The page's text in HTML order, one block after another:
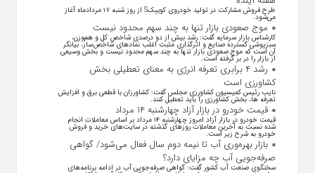
طرح فروش مشارکت در تولید خودروی کوییکS از روز شنبه ۱۷ مردادماه آغاز
می‌شود.
موج صعودی بازار تنها به چند سهم محدود نیست
کارشناس بازار سرمایه گفت: رشد بیش از دو درصدی شاخص کل و هم‌وزن،
سبزپوشی گسترده صنایع و اثرگذاری مثبت اغلب نماد‌های شاخص‌ساز، بیانگر
آن است که موج صعودی بازار تنها به چند سهم محدود نیست و بخش وسیعی
از بازار را در بر گرفته است.
رشد ۴ برابری تعرفه انرژی به معنای تعطیلی بخش
کشاورزی است
نایب رئیس کمیسیون کشاورزی مجلس گفت: کشاورزان با قطعی برق و افزایش
تعرفه ها، بخش کشاورزی را باید تعطیل کنند.
قیمت خودرو در بازار آزاد چهارشنبه ۱۴ مرداد
قیمت خودرو در بازار آزاد امروز چهارشنبه ۱۴ مرداد بر اساس معاملات انجام
شده نسبت به آخرین معاملات روز‌های گذشته در سایت‌های خرید و فروش
خودرو به شرح زیر است.
بازار بهره‌وری آب تا نیمه دوم سال فعال می‌شود/ گواهی
صرفه‌جویی آب چه مزایای دارد؟
سخنگوی صنعت آب کشور گفت: گواهی صرفه‌جویی آب در ادامه برنامه‌های